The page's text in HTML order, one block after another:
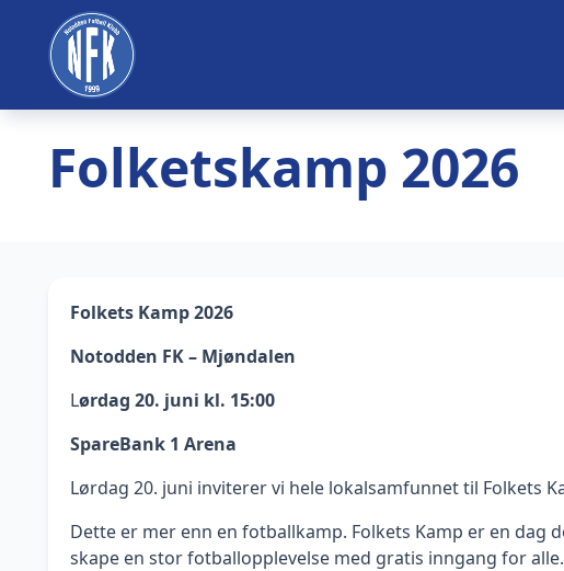
Folketskamp 2026
Folkets Kamp 2026
Notodden FK – Mjøndalen
Lørdag 20. juni kl. 15:00
SpareBank 1 Arena
Lørdag 20. juni inviterer vi hele lokalsamfunnet til Folkets
Dette er mer enn en fotballkamp. Folkets Kamp er en dag
skape en stor fotballopplevelse med gratis inngang for alle.